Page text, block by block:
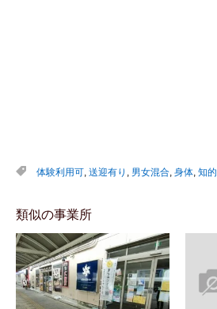
体験利用可 送迎有り 男女混合 身体 知的
類似の事業所